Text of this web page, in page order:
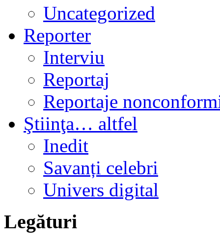
Uncategorized
Reporter
Interviu
Reportaj
Reportaje
Ştiinţa… altfel
Inedit
Savanți celebri
Univers digital
Legături